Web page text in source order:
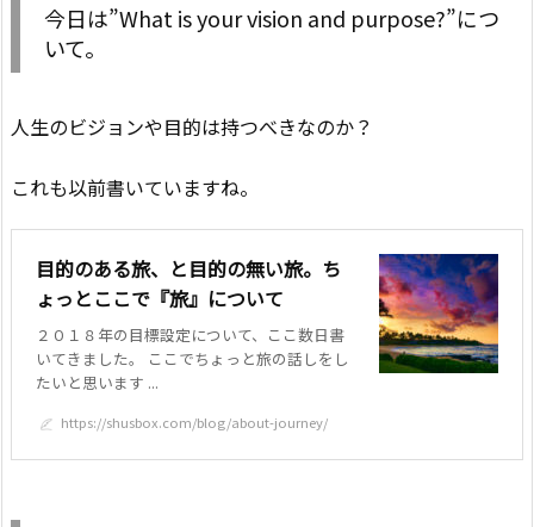
今日は”What is your vision and purpose?”につ
いて。
人生のビジョンや目的は持つべきなのか？
これも以前書いていますね。
目的のある旅、と目的の無い旅。ち
ょっとここで『旅』について
２０１８年の目標設定について、ここ数日書
いてきました。 ここでちょっと旅の話しをし
たいと思います ...
https://shusbox.com/blog/about-journey/